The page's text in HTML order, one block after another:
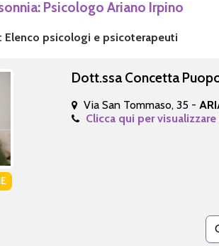
Psicologo Ariano Irpino
Elenco psicologi e psicoterapeuti
Dott.ssa Concetta
Via San Tommaso, 35 -
Clicca qui per